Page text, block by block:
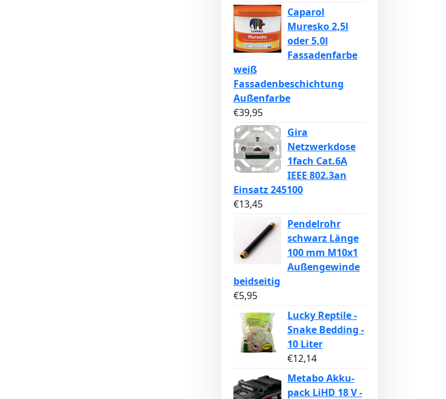
Caparol
Muresko 2,5l
oder 5,0l
Fassadenfarbe
weiß
Fassadenbeschichtung
Außenfarbe
€39,95
Gira
Netzwerkdose
1fach Cat.6A
IEEE 802.3an
Einsatz 245100
€13,45
Pendelrohr
schwarz Länge
100 mm M10x1
Außengewinde
beidseitig
€5,95
Lucky Reptile -
Snake Bedding -
10 Liter
€12,14
Metabo Akku-
pack LiHD 18 V -